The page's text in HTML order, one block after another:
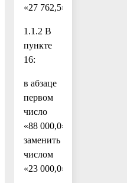
«27 762,5»;
1.1.2 В
пункте
16:
в абзаце
первом
число
«88 000,0»
заменить
числом
«23 000,0»;